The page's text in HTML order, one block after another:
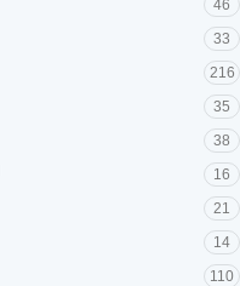
46
33
216
35
38
16
21
14
110